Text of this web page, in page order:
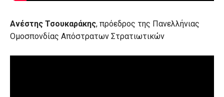
Ανέστης Τσουκαράκης, πρόεδρος της Πανελλήνιας
Ομοσπονδίας Απόστρατων Στρατιωτικών